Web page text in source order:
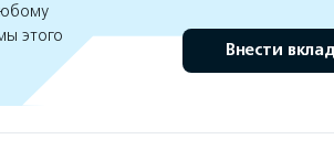
этого
Внести вклад